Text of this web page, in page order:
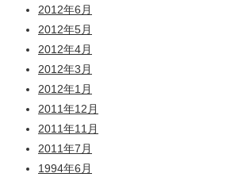
2012年6月
2012年5月
2012年4月
2012年3月
2012年1月
2011年12月
2011年11月
2011年7月
1994年6月